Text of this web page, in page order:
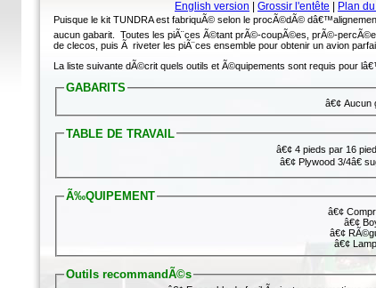
English version Grossir l'entête Plan
Puisque le kit TUNDRA est fabriquÃ© selon le procÃ©dÃ©
aucun gabarit. Toutes les piÃ¨ces Ã©tant prÃ©-coupÃ©es, prÃ©-
de clecos, puis Ã riveter les piÃ¨ces ensemble pour obtenir un avion
La liste suivante dÃ©crit quels outils et Ã©quipements sont requis pour
GABARITS
â€¢ Aucun
TABLE DE TRAVAIL
â€¢ 4 pieds par 16
â€¢ Plywood 3/4â€
Ã‰QUIPEMENT
â€¢
â€¢
â€¢
â€¢
Outils recommandÃ©s